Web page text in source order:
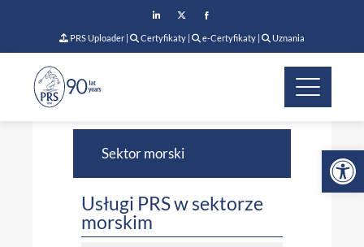
PRS Uploader | Certyfikaty | e-Certyfikaty | Uznania
Sektor morski
Usługi PRS w sektorze
morskim